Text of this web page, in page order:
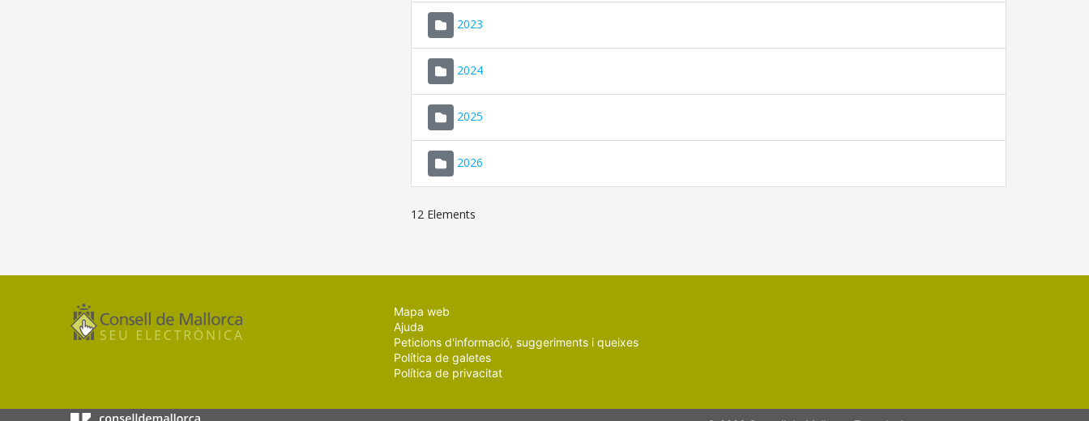
2023
2024
2025
2026
12 Elements
Mapa web
Ajuda
Peticions d'informació, suggeriments i queixes
Política de galetes
Política de privacitat